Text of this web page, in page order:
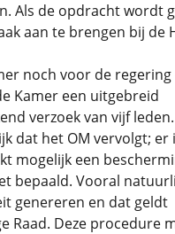
Als de opdracht wordt
aan te brengen bij de
noch voor de
Kamer een uitgebreid
verzoek van vijf leden.
dat het OM vervolgt; er
mogelijk een
bepaald. Vooral
genereren en dat geldt
Raad. Deze procedure